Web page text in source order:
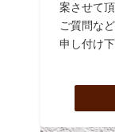
案させて
ご質問な
申し付け